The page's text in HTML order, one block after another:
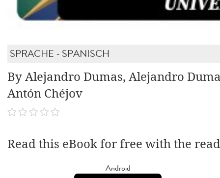
SPRACHE - SPANISCH
By Alejandro Dumas, Alejandro
Antón Chéjov
Read this eBook for free with the
Android